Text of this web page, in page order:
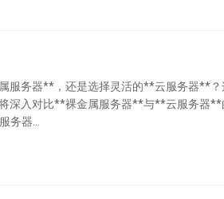
服务器**，还是选择灵活的**云服务器**？
深入对比**裸金属服务器**与**云服务器**
金属服务器？ **裸金属服务器...